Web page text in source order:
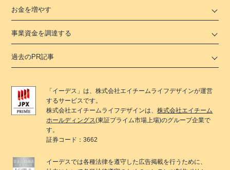
お金を増やす
事業資金を調達する
過去のPR記事
「 イーデス 」は、株式会社エイチームライフデザインが運営
するサービスです。
株式会社エイチームライフデザインは、株式会社エイチーム
ホールディングス(東証プライム市場上場)のグループ企業で
す。
証券コード：3662
イーデスでは各種法律を遵守した広告掲載を行うために、